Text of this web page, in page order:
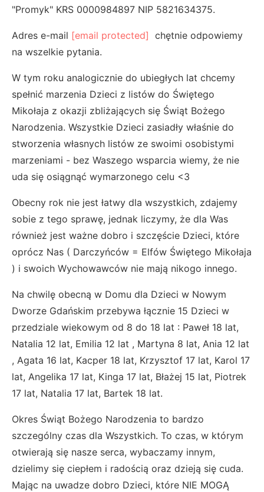
"Promyk" KRS 0000984897 NIP 5821634375.
Adres e-mail [email protected] chętnie odpowiemy
na wszelkie pytania.
W tym roku analogicznie do ubiegłych lat chcemy
spełnić marzenia Dzieci z listów do Świętego
Mikołaja z okazji zbliżających się Świąt Bożego
Narodzenia. Wszystkie Dzieci zasiadły właśnie do
stworzenia własnych listów ze swoimi osobistymi
marzeniami - bez Waszego wsparcia wiemy, że nie
uda się osiągnąć wymarzonego celu <3
Obecny rok nie jest łatwy dla wszystkich, zdajemy
sobie z tego sprawę, jednak liczymy, że dla Was
również jest ważne dobro i szczęście Dzieci, które
oprócz Nas ( Darczyńców = Elfów Świętego Mikołaja
) i swoich Wychowawców nie mają nikogo innego.
Na chwilę obecną w Domu dla Dzieci w Nowym
Dworze Gdańskim przebywa łącznie 15 Dzieci w
przedziale wiekowym od 8 do 18 lat : Paweł 18 lat,
Natalia 12 lat, Emilia 12 lat , Martyna 8 lat, Ania 12 lat
, Agata 16 lat, Kacper 18 lat, Krzysztof 17 lat, Karol 17
lat, Angelika 17 lat, Kinga 17 lat, Błażej 15 lat, Piotrek
17 lat, Natalia 17 lat, Bartek 18 lat.
Okres Świąt Bożego Narodzenia to bardzo
szczególny czas dla Wszystkich. To czas, w którym
otwierają się nasze serca, wybaczamy innym,
dzielimy się ciepłem i radością oraz dzieją się cuda.
Mając na uwadze dobro Dzieci, które NIE MOGĄ